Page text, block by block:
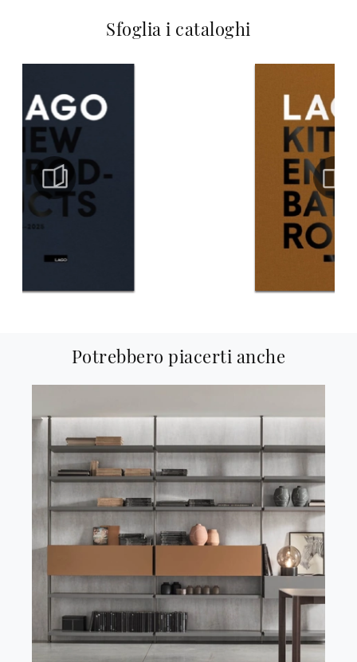
Sfoglia i cataloghi
Potrebbero piacerti anche